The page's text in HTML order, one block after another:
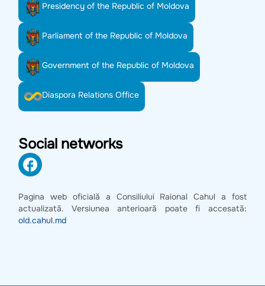
Presidency of the Republic of Moldova
Parliament of the Republic of Moldova
Government of the Republic of Moldova
Diaspora Relations Office
Social networks
Pagina web oficială a Consiliului Raional Cahul a fost
actualizată. Versiunea anterioară poate fi accesată:
old.cahul.md